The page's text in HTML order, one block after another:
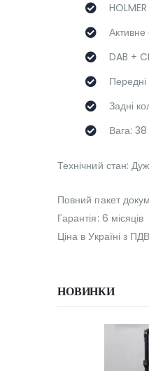
DAB +
Задні
Вага:
Технічний стан:
Повний пакет
Гарантія: 6 місяців
Ціна в Україні з
НОВИНКИ